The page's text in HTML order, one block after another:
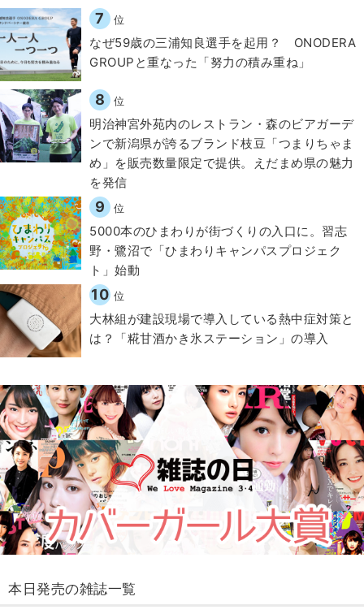
7 位
なぜ59歳の三浦知良選手を起用？ ONODERA
GROUPと重なった「努力の積み重ね」
8 位
明治神宮外苑内のレストラン・森のビアガーデ
ンで新潟県が誇るブランド枝豆「つまりちゃま
め」を販売数量限定で提供。えだまめ県の魅力
を発信
9 位
5000本のひまわりが街づくりの入口に。習志
野・鷺沼で「ひまわりキャンパスプロジェク
ト」始動
10 位
大林組が建設現場で導入している熱中症対策と
は？「糀甘酒かき氷ステーション」の導入
本日発売の雑誌一覧